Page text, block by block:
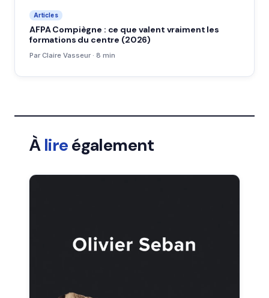
Articles
AFPA Compiègne : ce que valent vraiment les
formations du centre (2026)
Par Claire Vasseur · 8 min
Àlireégalement